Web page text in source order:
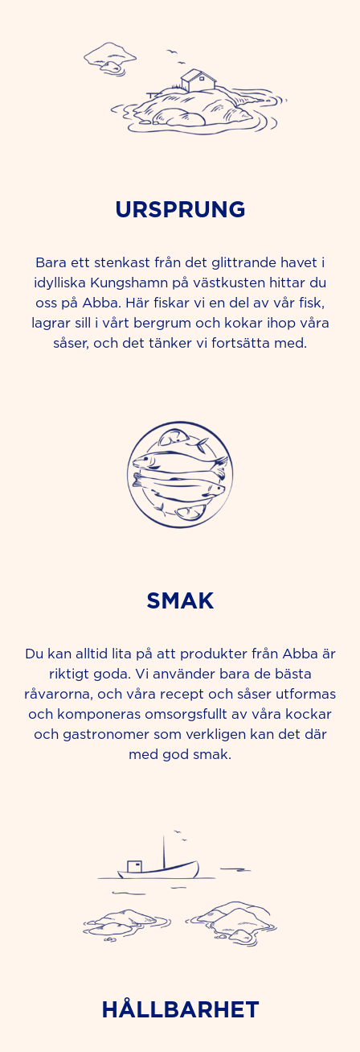
URSPRUNG
Bara ett stenkast från det glittrande havet i
idylliska Kungshamn på västkusten hittar du
oss på Abba. Här fiskar vi en del av vår fisk,
lagrar sill i vårt bergrum och kokar ihop våra
såser, och det tänker vi fortsätta med.
SMAK
Du kan alltid lita på att produkter från Abba är
riktigt goda. Vi använder bara de bästa
råvarorna, och våra recept och såser utformas
och komponeras omsorgsfullt av våra kockar
och gastronomer som verkligen kan det där
med god smak.
HÅLLBARHET